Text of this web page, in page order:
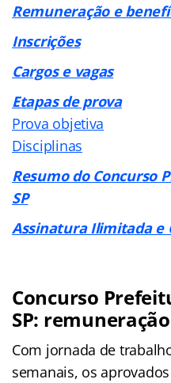
Remuneração e
Inscrições
Cargos e vagas
Etapas de prova
Prova objetiva
Disciplinas
Resumo do Concurso
SP
Assinatura Ilimitada e
Concurso
SP:
Com jornada de
semanais, os